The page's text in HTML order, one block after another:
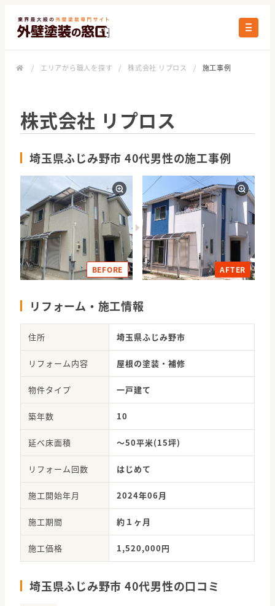
/ エリアから職人を探す / 株式会社 リプロス / 施工事例
株式会社 リプロス
埼玉県ふじみ野市 40代男性の施工事例
BEFORE AFTER
リフォーム・施工情報
住所 埼玉県ふじみ野市
リフォーム内容 屋根の塗装・補修
物件タイプ 一戸建て
築年数 10
延べ床面積 ～50平米(15坪)
リフォーム回数 はじめて
施工開始年月 2024年06月
施工期間 約１ヶ月
施工価格 1,520,000円
埼玉県ふじみ野市 40代男性の口コミ